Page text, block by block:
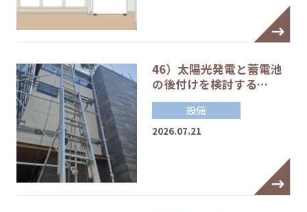
46）太陽光発電と蓄電池
の後付けを検討する…
設備
2026.07.21